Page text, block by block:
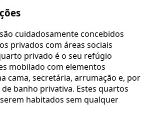
cuidadosamente concebidos
privados com áreas sociais
privado é o seu refúgio
mobilado com elementos
cama, secretária, arrumação e, por
de banho privativa. Estes quartos
habitados sem qualquer